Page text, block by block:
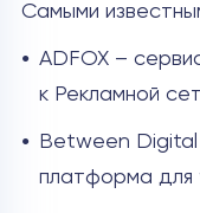
Самыми
ADFOX –
к Рекламной
Between Digital
платформа для